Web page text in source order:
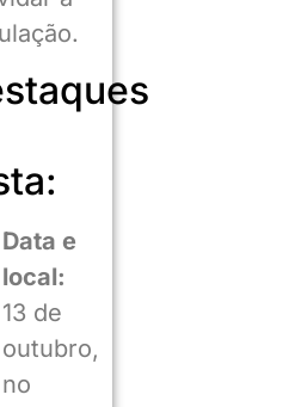
Data e
local:
13 de
outubro,
no